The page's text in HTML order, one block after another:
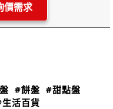
價需求
#餅盤 #甜點盤
活百貨